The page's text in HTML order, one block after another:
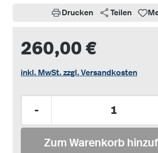
Drucken Teilen
260,00 €
inkl. MwSt. zzgl. Versandkosten
-
Zum Warenkorb